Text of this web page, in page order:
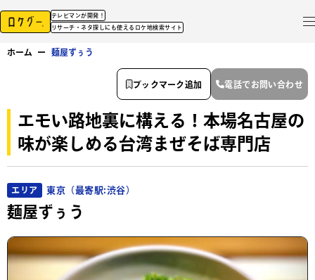
テレビマンが開発！
リサーチ・ネタ探しにも使えるロケ地検索サイト
ホーム ー 麺屋ずぅう
エモい路地裏に構える！本場名古屋の
味が楽しめる台湾まぜそば専門店
エリア 東京（最寄駅:渋谷）
麺屋ずぅう
ブックマーク追加 電話でお問い合わせ